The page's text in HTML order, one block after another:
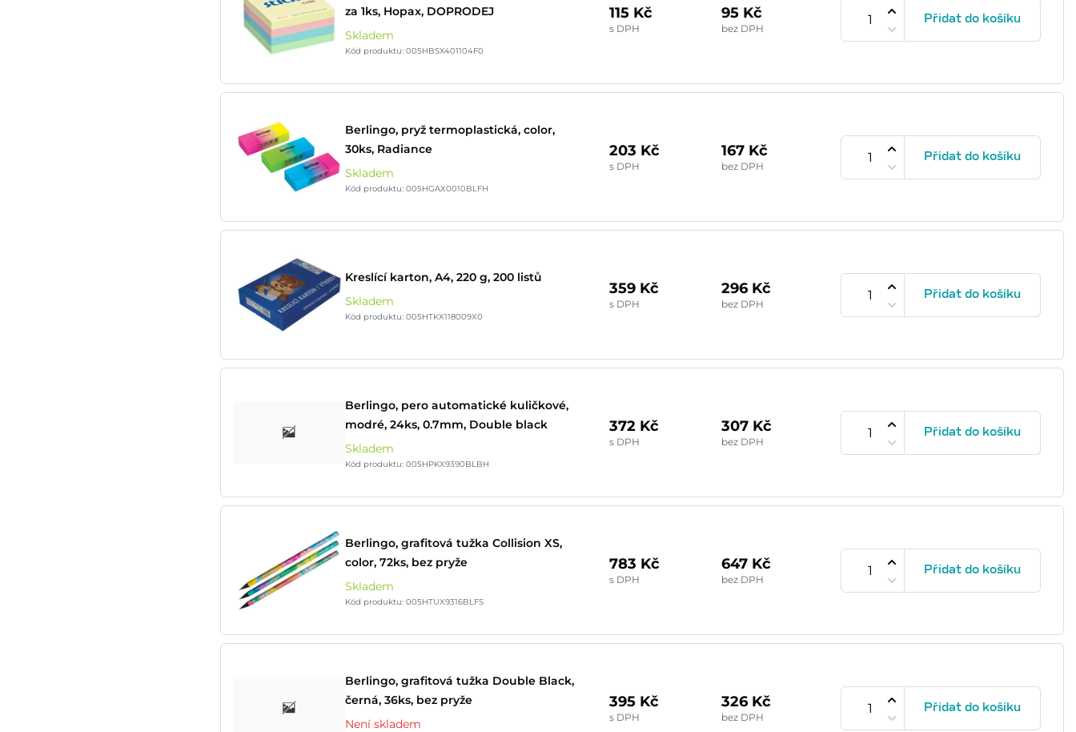
za 1ks, Hopax, DOPRODEJ
Skladem
Kód produktu: 005HBSX401104F0
115 Kč
s DPH
95 Kč
bez DPH
Přidat do košíku
Berlingo, pryž termoplastická, color,
30ks, Radiance
Skladem
Kód produktu: 005HGAX0010BLFH
203 Kč
s DPH
167 Kč
bez DPH
Přidat do košíku
Kreslící karton, A4, 220 g, 200 listů
Skladem
Kód produktu: 005HTKX118009X0
359 Kč
s DPH
296 Kč
bez DPH
Přidat do košíku
Berlingo, pero automatické kuličkové,
modré, 24ks, 0.7mm, Double black
Skladem
Kód produktu: 005HPKX9390BLBH
372 Kč
s DPH
307 Kč
bez DPH
Přidat do košíku
Berlingo, grafitová tužka Collision XS,
color, 72ks, bez pryže
Skladem
Kód produktu: 005HTUX9316BLFS
783 Kč
s DPH
647 Kč
bez DPH
Přidat do košíku
Berlingo, grafitová tužka Double Black,
černá, 36ks, bez pryže
Není skladem
395 Kč
s DPH
326 Kč
bez DPH
Přidat do košíku